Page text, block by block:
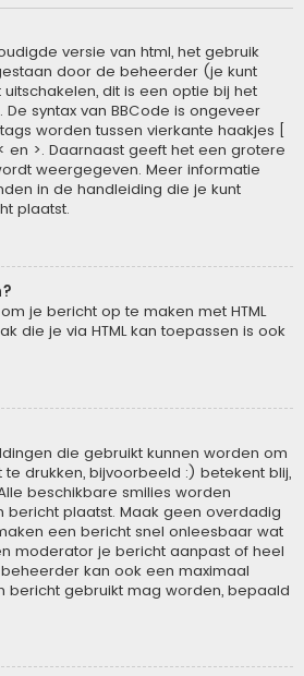
versie van html, het gebruik
door de beheerder (je kunt
dit is een optie bij het
syntax van BBCode is ongeveer
worden tussen vierkante haakjes [
en >. Daarnaast geeft het een grotere
weergegeven. Meer informatie
in de handleiding die je kunt
plaatst.
je bericht op te maken met HTML
die je via HTML kan toepassen is ook
die gebruikt kunnen worden om
drukken, bijvoorbeeld :) betekent blij,
beschikbare smilies worden
plaatst. Maak geen overdadig
een bericht snel onleesbaar wat
moderator je bericht aanpast of heel
kan ook een maximaal
bericht gebruikt mag worden, bepaald